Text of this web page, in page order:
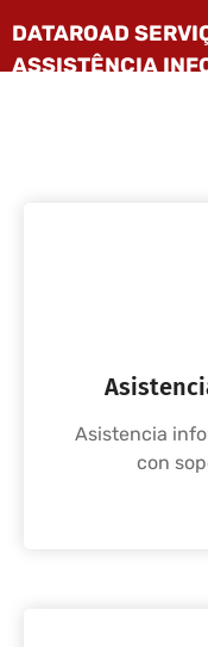
Asistencia
con